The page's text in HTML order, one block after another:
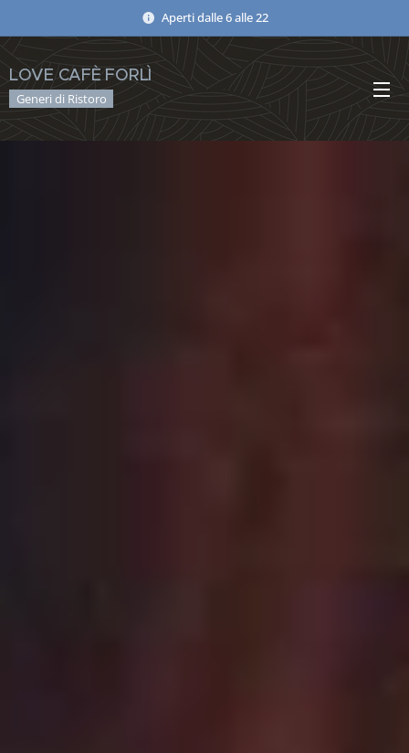
Aperti dalle 6 alle 22
LOVE CAFÈ FORLÌ
Generi di Ristoro